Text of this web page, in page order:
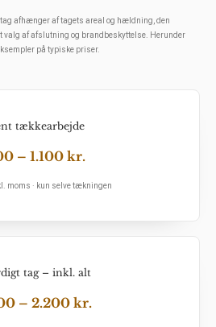
afhænger af tagets areal og hældning, den
valg af afslutning og brandbeskyttelse. Herunder
på typiske priser.
tækkearbejde
– 1.100 kr.
moms · kun selve tækningen
tag – inkl. alt
– 2.200 kr.